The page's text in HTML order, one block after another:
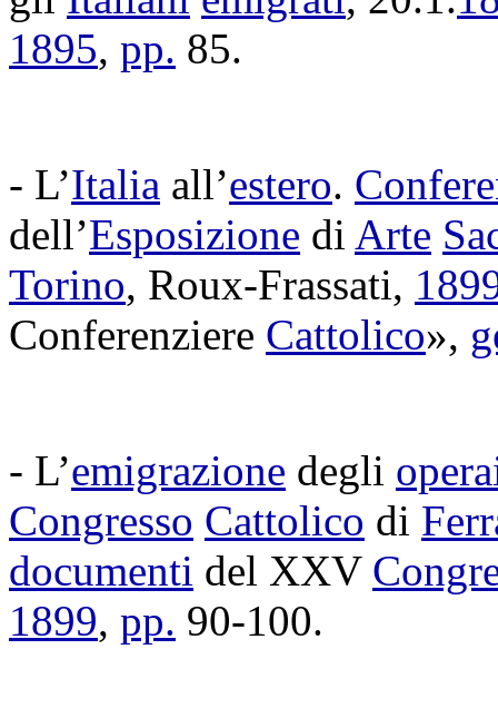
1895, pp. 85.
- L’Italia all’estero.
dell’Esposizione di Arte
Torino, Roux-Frassati,
Conferenziere Cattolico»,
- L’emigrazione degli
Congresso Cattolico di
documenti del XXV
1899, pp. 90-100.